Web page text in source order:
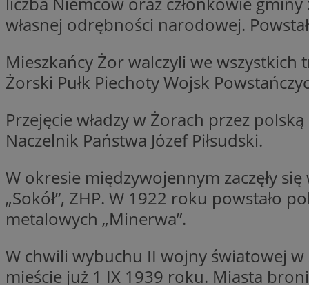
własnej odrębności narodowej.
Mieszkańcy Żor walczyli we wszystkich
Żorski Pułk Piechoty Wojsk
Przejęcie władzy w Żorach przez
Naczelnik Państwa Józef Piłsudski.
W okresie międzywojennym zaczęły
„Sokół”, ZHP. W 1922 roku powstało
metalowych „Minerwa”.
W chwili wybuchu II wojny światowej w
mieście już 1 IX 1939 roku. Miasta
li_gc
_ga_L2744325BY
tt_viewer
ADKUID
Nazwa
__mguid_